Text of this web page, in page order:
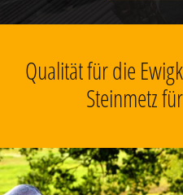
Qualität für die
Steinmetz